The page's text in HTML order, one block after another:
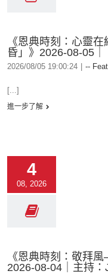
《恩典時刻：心靈
昏」》2026-08-05
2026/08/05 19:00:24 --
[...]
進一步了解
4
08, 2026
《恩典時刻：敬拜
2026-08-04｜主持